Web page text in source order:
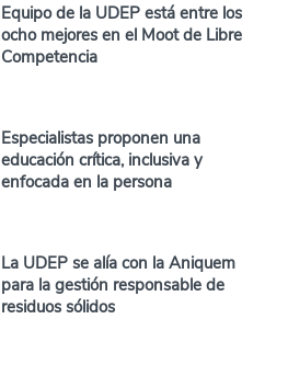
Equipo de la UDEP está entre los
ocho mejores en el Moot de Libre
Competencia
Especialistas proponen una
educación crítica, inclusiva y
enfocada en la persona
La UDEP se alía con la Aniquem
para la gestión responsable de
residuos sólidos